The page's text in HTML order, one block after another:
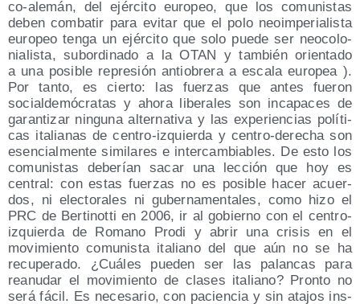
co-ale­mán, del ejér­ci­to euro­peo, que los comu­nis­tas
deben com­ba­tir para evi­tar que el polo neo­im­pe­ria­lis­ta
euro­peo ten­ga un ejér­ci­to que solo pue­de ser neo­co­lo­
nia­lis­ta, subor­di­na­do a la OTAN y tam­bién orien­ta­do
a una posi­ble repre­sión anti­obre­ra a esca­la euro­pea ).
Por tan­to, es cier­to: las fuer­zas que antes fue­ron
social­de­mó­cra­tas y aho­ra libe­ra­les son inca­pa­ces de
garan­ti­zar nin­gu­na alter­na­ti­va y las expe­rien­cias polí­ti­
cas ita­lia­nas de cen­tro-izquier­da y cen­tro-dere­cha son
esen­cial­men­te simi­la­res e inter­cam­bia­bles. De esto los
comu­nis­tas debe­rían sacar una lec­ción que hoy es
cen­tral: con estas fuer­zas no es posi­ble hacer acuer­
dos, ni elec­to­ra­les ni guber­na­men­ta­les, como hizo el
PRC de Ber­ti­not­ti en 2006, ir al gobierno con el cen­tro-
izquier­da de Romano Pro­di y abrir una cri­sis en el
movi­mien­to comu­nis­ta ita­liano del que aún no se ha
recu­pe­ra­do. ¿Cuá­les pue­den ser las palan­cas para
reanu­dar el movi­mien­to de cla­ses ita­liano? Pron­to no
será fácil. Es nece­sa­rio, con pacien­cia y sin ata­jos ins­